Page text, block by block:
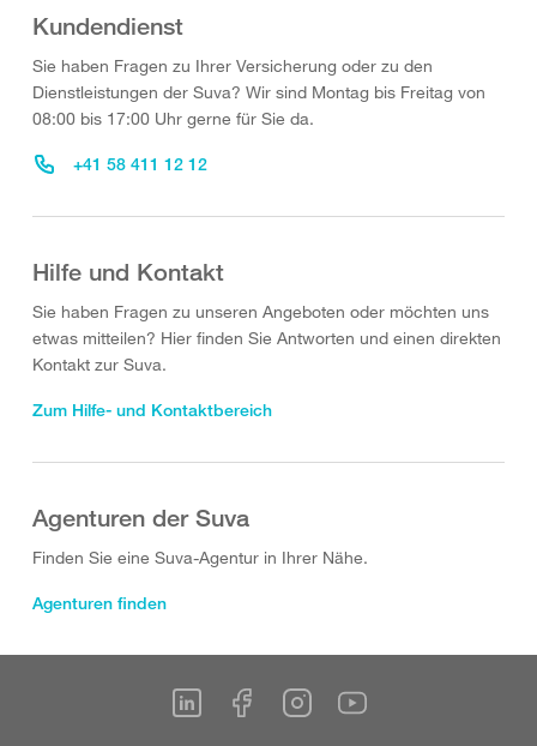
Kundendienst
Sie haben Fragen zu Ihrer Versicherung oder zu den
Dienstleistungen der Suva? Wir sind Montag bis Freitag von
08:00 bis 17:00 Uhr gerne für Sie da.
+41 58 411 12 12
Hilfe und Kontakt
Sie haben Fragen zu unseren Angeboten oder möchten uns
etwas mitteilen? Hier finden Sie Antworten und einen direkten
Kontakt zur Suva.
Zum Hilfe- und Kontaktbereich
Agenturen der Suva
Finden Sie eine Suva-Agentur in Ihrer Nähe.
Agenturen finden